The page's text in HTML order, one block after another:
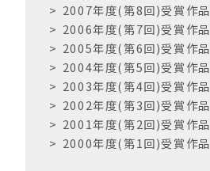
2007年度(第8回)受賞作品
2006年度(第7回)受賞作品
2005年度(第6回)受賞作品
2004年度(第5回)受賞作品
2003年度(第4回)受賞作品
2002年度(第3回)受賞作品
2001年度(第2回)受賞作品
2000年度(第1回)受賞作品